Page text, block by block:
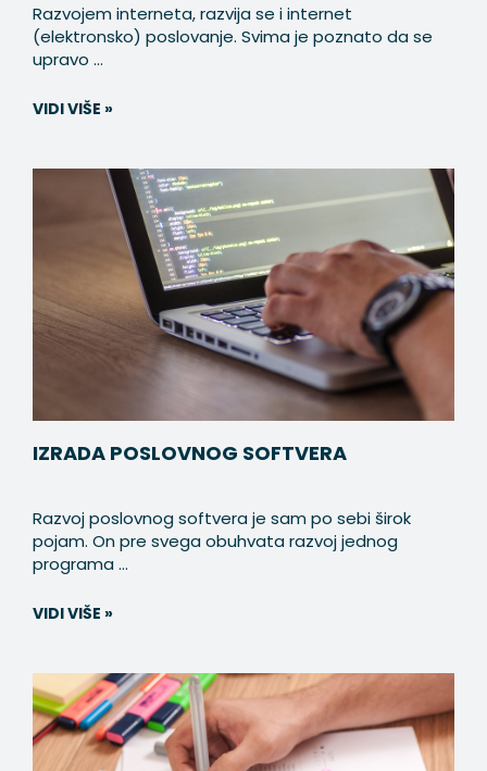
Razvojem interneta, razvija se i internet
(elektronsko) poslovanje. Svima je poznato da se
upravo ...
VIDI VIŠE »
IZRADA POSLOVNOG SOFTVERA
Razvoj poslovnog softvera je sam po sebi širok
pojam. On pre svega obuhvata razvoj jednog
programa ...
VIDI VIŠE »